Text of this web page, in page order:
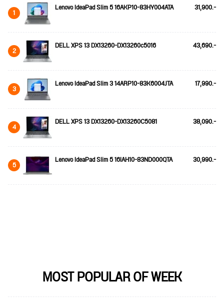
1 Lenovo IdeaPad Slim 5 16AKP10-83HY004ATA 31,900.-
2 DELL XPS 13 DX13260-DX13260c5016 43,690.-
3 Lenovo IdeaPad Slim 3 14ARP10-83K6004JTA 17,990.-
4 DELL XPS 13 DX13260-DX13260C5081 38,090.-
5 Lenovo IdeaPad Slim 5 16IAH10-83ND000QTA 30,990.-
MOST POPULAR OF WEEK